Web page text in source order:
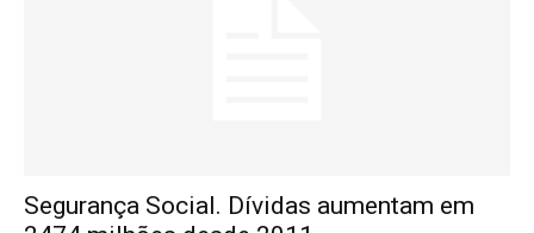
Segurança Social. Dívidas aumentam em